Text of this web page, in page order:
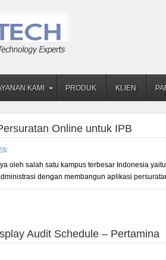
KAMI PRODUK KLIEN
Online untuk IPB
oleh salah satu kampus terbesar Indonesia
dengan membangun aplikasi
Audit Schedule – Pertamina